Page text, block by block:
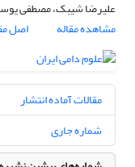
علیرضا شیبک، مصطفی
مشاهده مقاله
اصل
مقالات آماده انتشار
شماره جاری